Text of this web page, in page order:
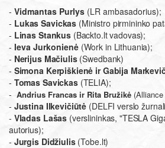
- Vidmantas Purlys (LR ambasadorius);
- Lukas Savickas (Ministro pirmininko
- Linas Stankus (Backto.lt vadovas);
- Ieva Jurkonienė (Work in Lithuania);
- Nerijus Mačiulis (Swedbank)
- Simona Kerpiškienė ir Gabija
- Tomas Savickas (TELIA);
- Andrius Francas ir Rita Bružikė(Alliance
- Justina Ilkevičiūtė (DELFI verslo
- Vladas Lašas (verslininkas, "TESLA
autorius);
- Jurgis Didžiulis(Tobe.lt)